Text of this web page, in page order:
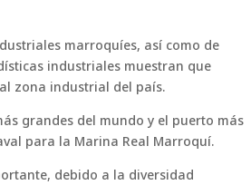
marroquíes, así como de
industriales muestran que
zona industrial del país.
grandes del mundo y el puerto más
para la Marina Real Marroquí.
debido a la diversidad